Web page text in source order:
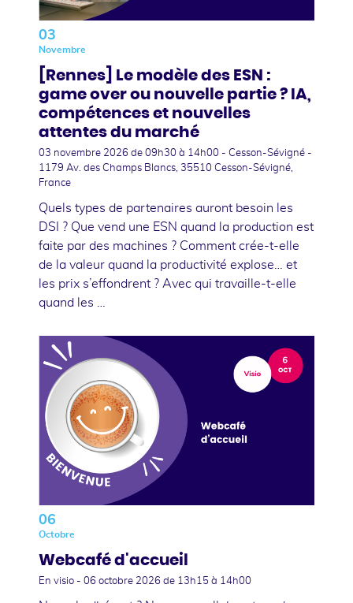
03
Novembre
[Rennes] Le modèle des ESN :
game over ou nouvelle partie ? IA,
compétences et nouvelles
attentes du marché
03 novembre 2026 de 09h30 à 14h00 - Cesson-Sévigné -
1179 Av. des Champs Blancs, 35510 Cesson-Sévigné,
France
Quels types de partenaires auront besoin les
DSI ? Que vend une ESN quand la production est
faite par des machines ? Comment crée-t-elle
de la valeur quand la productivité explose… et
les prix s’effondrent ? Avec qui travaille-t-elle
quand les …
06
Octobre
Webcafé d'accueil
En visio - 06 octobre 2026 de 13h15 à 14h00